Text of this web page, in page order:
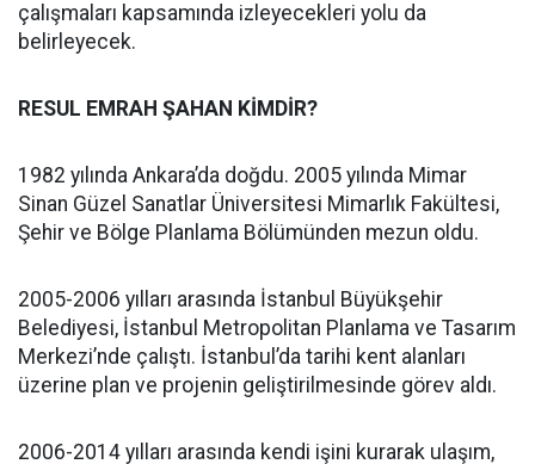
çalışmaları kapsamında izleyecekleri yolu da
belirleyecek.
RESUL EMRAH ŞAHAN KİMDİR?
1982 yılında Ankara’da doğdu. 2005 yılında Mimar
Sinan Güzel Sanatlar Üniversitesi Mimarlık Fakültesi,
Şehir ve Bölge Planlama Bölümünden mezun oldu.
2005-2006 yılları arasında İstanbul Büyükşehir
Belediyesi, İstanbul Metropolitan Planlama ve Tasarım
Merkezi’nde çalıştı. İstanbul’da tarihi kent alanları
üzerine plan ve projenin geliştirilmesinde görev aldı.
2006-2014 yılları arasında kendi işini kurarak ulaşım,